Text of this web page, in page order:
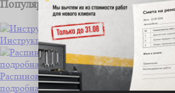
Популярные статьи
Инструкция по подключению магнитолы
Распиновка датчика скорости КамАЗ с 4
подробная инструкция